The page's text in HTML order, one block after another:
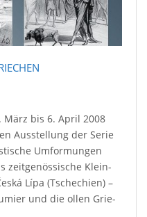
bis 6. April 2008
Ausstellung der Serie
Um­for­mungen
zeit­ge­nös­sische Klein­
Lí­pa (Tschechien) –
und die ol­len Grie­